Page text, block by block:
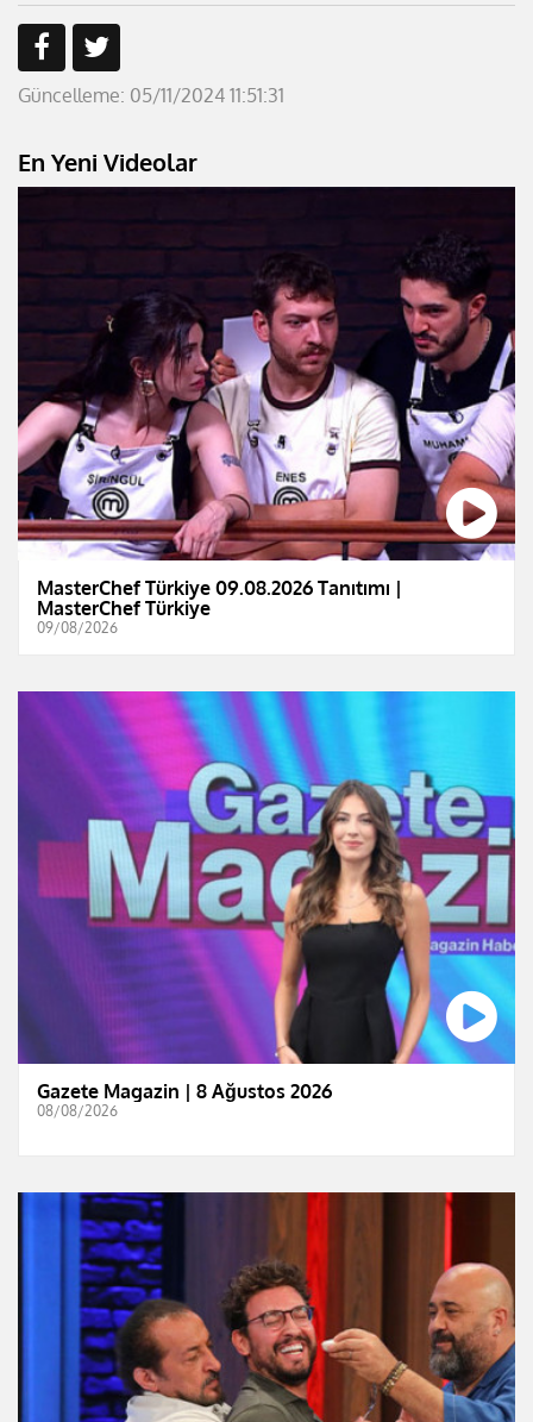
Güncelleme: 05/11/2024 11:51:31
En Yeni Videolar
MasterChef Türkiye 09.08.2026 Tanıtımı |
MasterChef Türkiye
09/08/2026
Gazete Magazin | 8 Ağustos 2026
08/08/2026